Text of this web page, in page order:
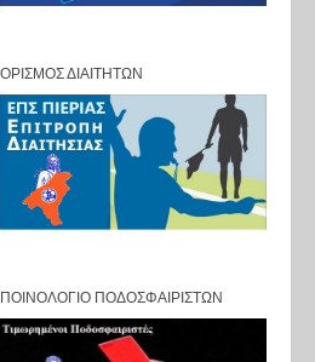
ΟΡΙΣΜΌΣ ΔΙΑΙΤΗΤΏΝ
ΠΟΙΝΟΛΌΓΙΟ ΠΟΔΟΣΦΑΙΡΙΣΤΏΝ